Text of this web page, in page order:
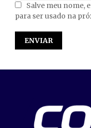
Salve meu nome,
para ser usado na